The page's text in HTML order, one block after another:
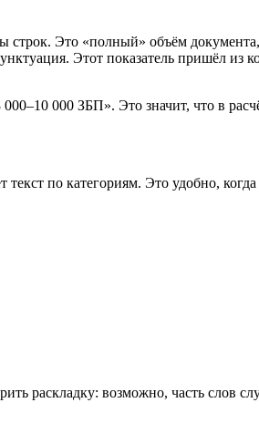
строк. Это «полный» объём
Этот показатель пришёл из
000 ЗБП». Это значит, что в
по категориям. Это удобно,
раскладку: возможно, часть слов